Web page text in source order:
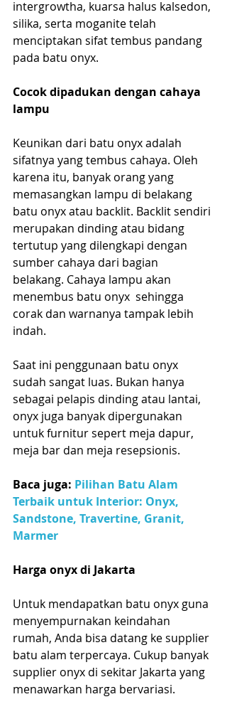
intergrowtha, kuarsa halus kalsedon,
silika, serta moganite telah
menciptakan sifat tembus pandang
pada batu onyx.
Cocok dipadukan dengan cahaya
lampu
Keunikan dari batu onyx adalah
sifatnya yang tembus cahaya. Oleh
karena itu, banyak orang yang
memasangkan lampu di belakang
batu onyx atau backlit. Backlit sendiri
merupakan dinding atau bidang
tertutup yang dilengkapi dengan
sumber cahaya dari bagian
belakang. Cahaya lampu akan
menembus batu onyx  sehingga
corak dan warnanya tampak lebih
indah.
Saat ini penggunaan batu onyx
sudah sangat luas. Bukan hanya
sebagai pelapis dinding atau lantai,
onyx juga banyak dipergunakan
untuk furnitur sepert meja dapur,
meja bar dan meja resepsionis.
Baca juga: Pilihan Batu Alam
Terbaik untuk Interior: Onyx,
Sandstone, Travertine, Granit,
Marmer
Harga onyx di Jakarta
Untuk mendapatkan batu onyx guna
menyempurnakan keindahan
rumah, Anda bisa datang ke supplier
batu alam terpercaya. Cukup banyak
supplier onyx di sekitar Jakarta yang
menawarkan harga bervariasi.